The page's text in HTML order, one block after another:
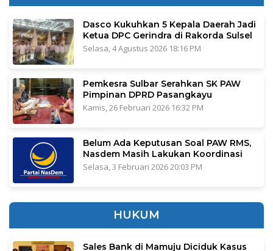
Dasco Kukuhkan 5 Kepala Daerah Jadi
Ketua DPC Gerindra di Rakorda Sulsel
Selasa, 4 Agustus 2026 18:16 PM
Pemkesra Sulbar Serahkan SK PAW
Pimpinan DPRD Pasangkayu
Kamis, 26 Februari 2026 16:32 PM
Belum Ada Keputusan Soal PAW RMS,
Nasdem Masih Lakukan Koordinasi
Selasa, 3 Februari 2026 20:03 PM
HUKUM
Sales Bank di Mamuju Diciduk Kasus